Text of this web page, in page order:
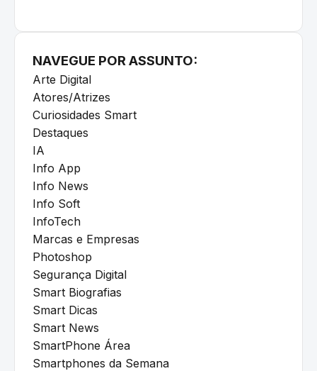
NAVEGUE POR ASSUNTO:
Arte Digital
Atores/Atrizes
Curiosidades Smart
Destaques
IA
Info App
Info News
Info Soft
InfoTech
Marcas e Empresas
Photoshop
Segurança Digital
Smart Biografias
Smart Dicas
Smart News
SmartPhone Área
Smartphones da Semana